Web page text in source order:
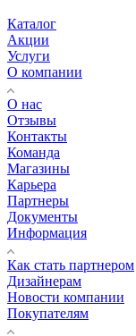
Каталог
Акции
Услуги
О компании
О нас
Отзывы
Контакты
Команда
Магазины
Карьера
Партнеры
Документы
Информация
Как стать партнером
Дизайнерам
Новости компании
Покупателям